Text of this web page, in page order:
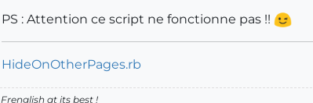
PS : Attention ce script ne fonctionne pas !!
HideOnOtherPages.rb
Frenglish at its best !